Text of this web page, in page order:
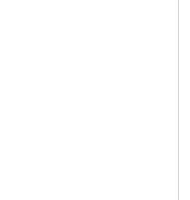
LAGOS 1265 grey
stáhli z nabídky. Pokud vás ale